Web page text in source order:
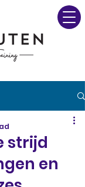
strijd
en